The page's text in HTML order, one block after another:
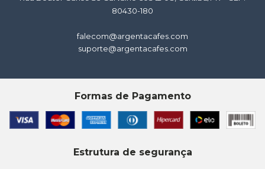
80430-180
falecom@argentacafes.com
suporte@argentacafes.com
Formas de Pagamento
Estrutura de segurança